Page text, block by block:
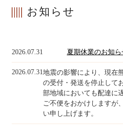
詰合せ
つゆ・おすすめ他
冷凍
お知らせ
2026.07.31 夏期休業のお知ら
2026.07.31 地震の影響により、現在
の受付・発送を停止して
部地域においても配達に
ご不便をおかけしますが
い申し上げます。